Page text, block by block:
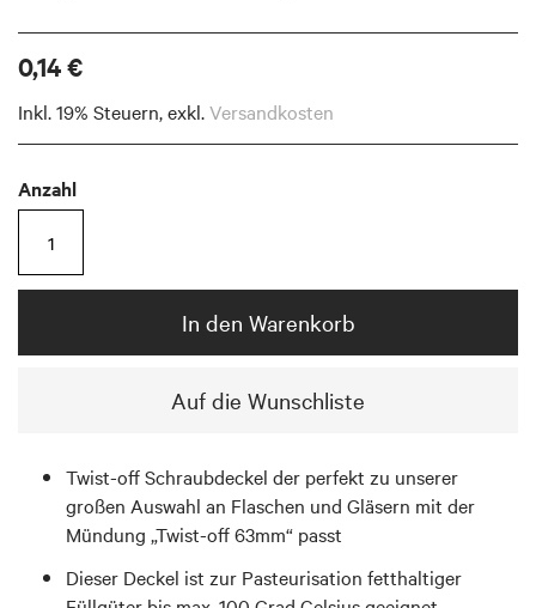
0,14 €
Inkl. 19% Steuern,exkl.Versandkosten
Anzahl
In den Warenkorb
Auf die Wunschliste
Twist-off Schraubdeckel der perfekt zu unserer
großen Auswahl an Flaschen und Gläsern mit der
Mündung „Twist-off 63mm“ passt
Dieser Deckel ist zur Pasteurisation fetthaltiger